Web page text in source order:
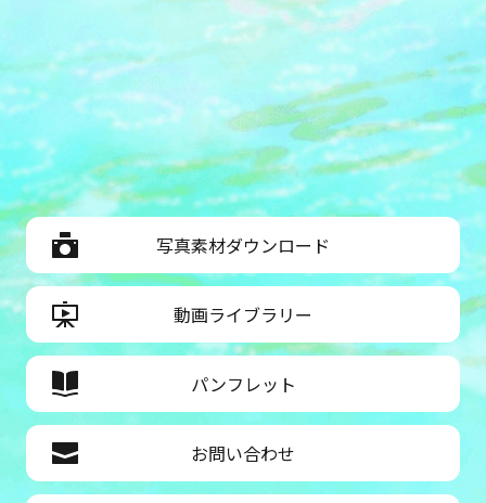
写真素材ダウンロード
動画ライブラリー
パンフレット
お問い合わせ